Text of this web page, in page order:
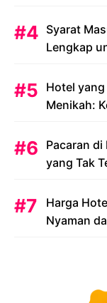
Syarat
Lengkap
Hotel
Menikah:
Pacaran
yang Tak
Harga
Nyaman